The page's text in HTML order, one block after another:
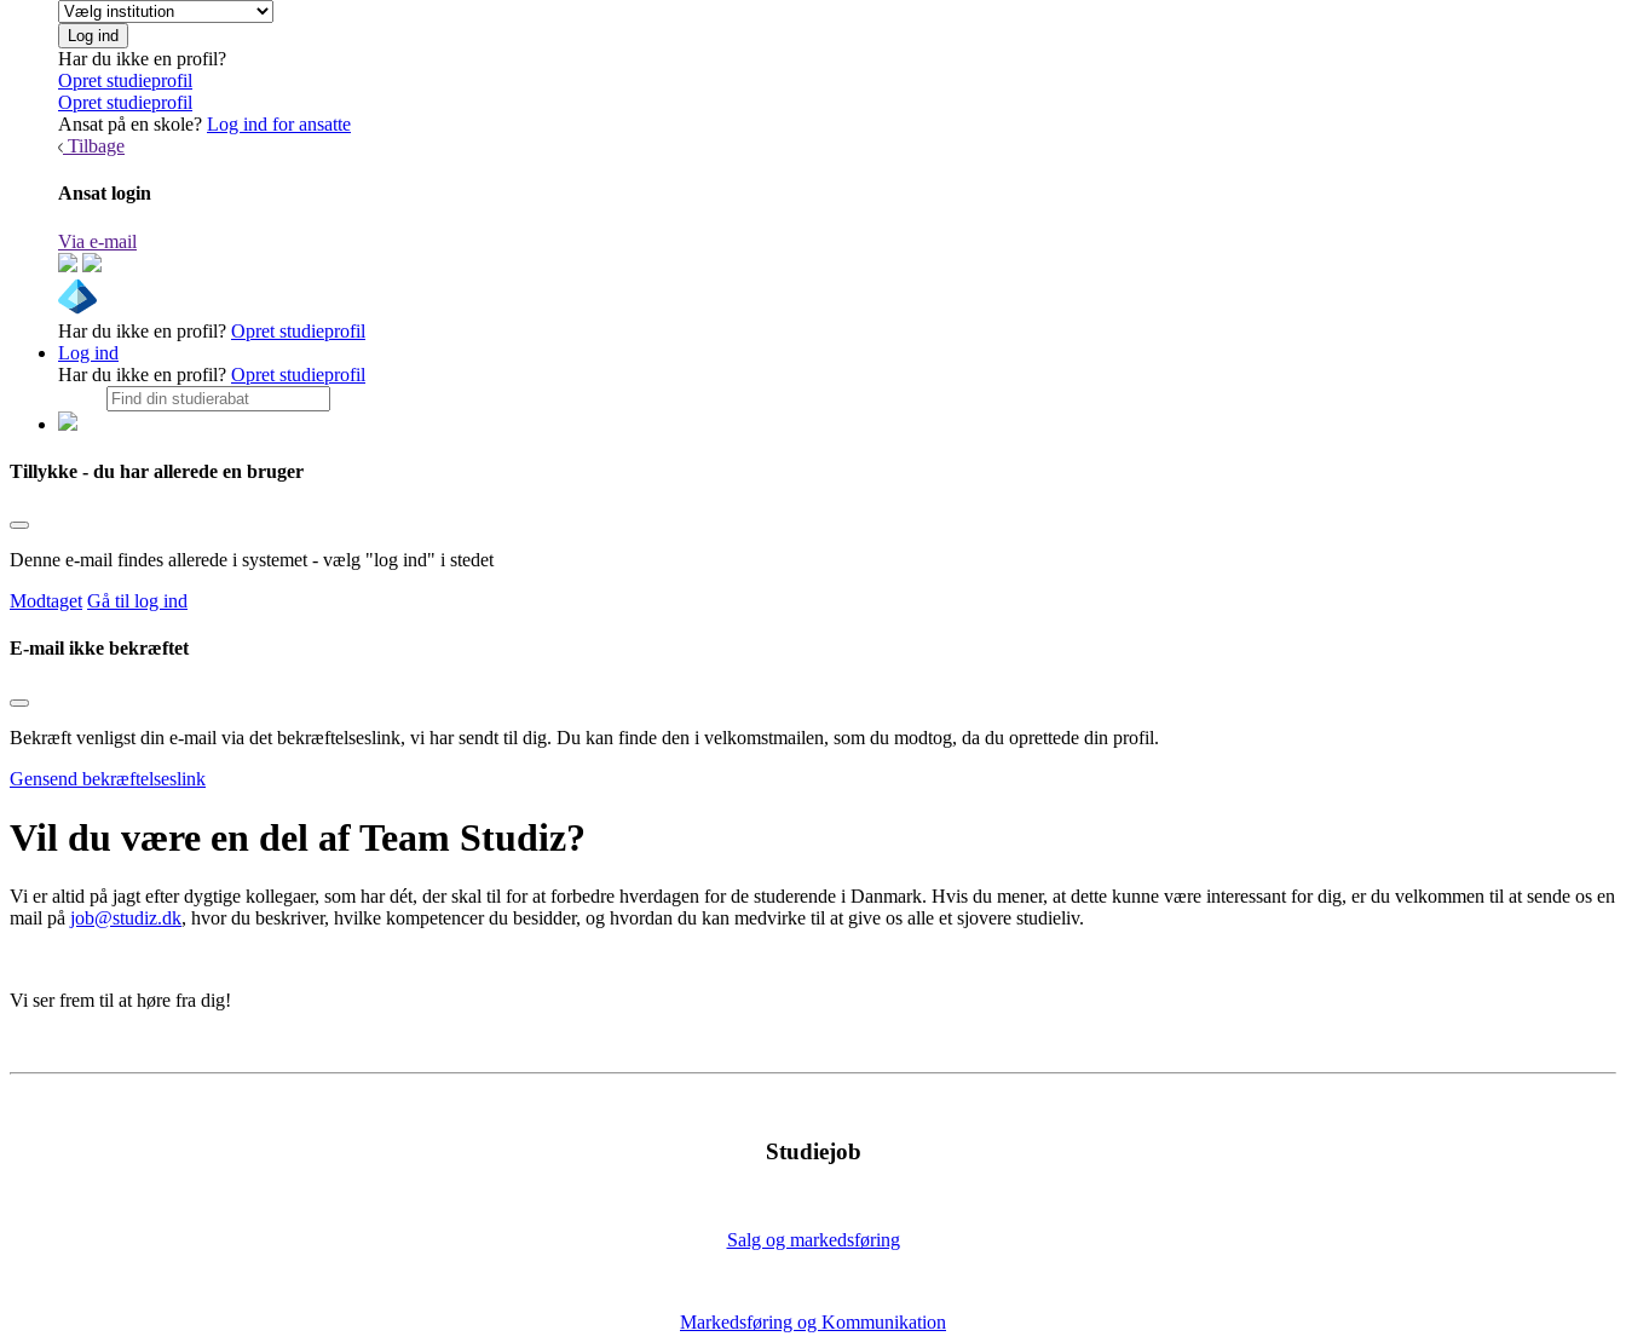
Har du ikke en profil?
Opret studieprofil
Opret studieprofil
Ansat på en skole? Log ind for ansatte
Tilbage
Ansat login
Via e-mail
Har du ikke en profil? Opret studieprofil
Log ind
Har du ikke en profil? Opret studieprofil
Tillykke - du har allerede en bruger
Denne e-mail findes allerede i systemet - vælg "log ind" i stedet
Modtaget Gå til log ind
E-mail ikke bekræftet
Bekræft venligst din e-mail via det bekræftelseslink, vi har sendt til dig. Du kan finde den i velkomstmailen, som du modtog, da du oprettede din profil.
Gensend bekræftelseslink
Vil du være en del af Team Studiz?
Vi er altid på jagt efter dygtige kollegaer, som har dét, der skal til for at forbedre hverdagen for de studerende i Danmark. Hvis du mener, at dette kunne være interessant for dig, er du velkommen til at sende os en
mail på job@studiz.dk, hvor du beskriver, hvilke kompetencer du besidder, og hvordan du kan medvirke til at give os alle et sjovere studieliv.
Vi ser frem til at høre fra dig!
Studiejob
Salg og markedsføring
Markedsføring og Kommunikation